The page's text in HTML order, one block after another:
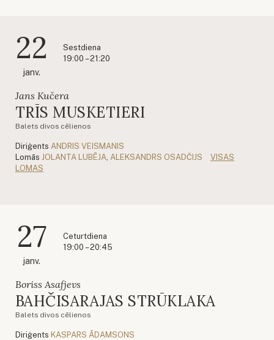
22
janv.
Sestdiena
19:00 – 21:20
Jans Kučera
TRĪS MUSKETIERI
Balets divos cēlienos
Diriģents ANDRIS VEISMANIS
Lomās JOLANTA LUBĒJA ALEKSANDRS OSADČIJS
VISAS
LOMAS
27
janv.
Ceturtdiena
19:00 – 20:45
Boriss Asafjevs
BAHČISARAJAS STRŪKLAKA
Balets divos cēlienos
Diriģents KASPARS ĀDAMSONS